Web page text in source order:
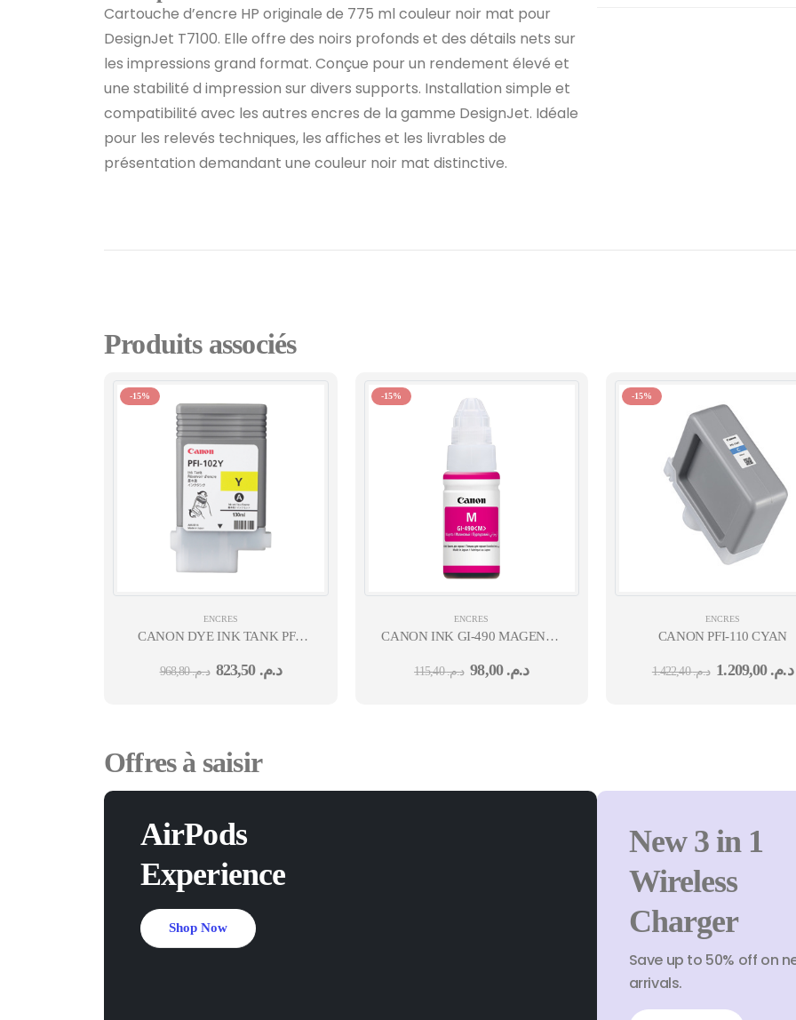
Cartouche d’encre HP originale de 775 ml couleur noir mat pour
DesignJet T7100. Elle offre des noirs profonds et des détails nets sur
les impressions grand format. Conçue pour un rendement élevé et
une stabilité d impression sur divers supports. Installation simple et
compatibilité avec les autres encres de la gamme DesignJet. Idéale
pour les relevés techniques, les affiches et les livrables de
présentation demandant une couleur noir mat distinctive.
Produits associés
-15%
ENCRES
CANON DYE INK TANK PFI-
د.م.968,80 د.م. 823,50
-15%
ENCRES
CANON INK GI-490 MAGENTA
د.م.115,40 د.م. 98,00
-15%
ENCRES
CANON PFI-110 CYAN
د.م.1.422,40 د.م. 1.209,00
Offres à saisir
AirPods
Experience
Shop Now
New 3 in 1
Wireless
Charger
Save up to 50% off on
arrivals.